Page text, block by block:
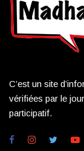
C’est un site
vérifiées par le
participatif.